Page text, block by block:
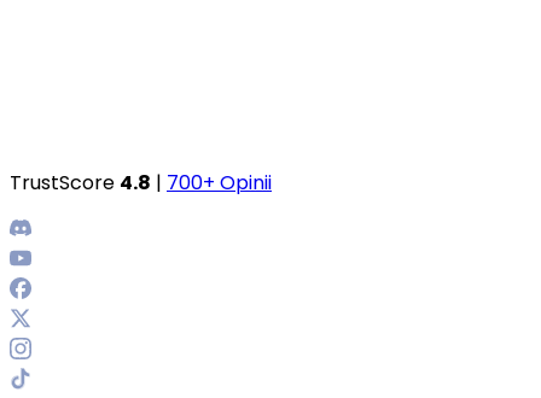
TrustScore 4.8 | 700+ Opinii